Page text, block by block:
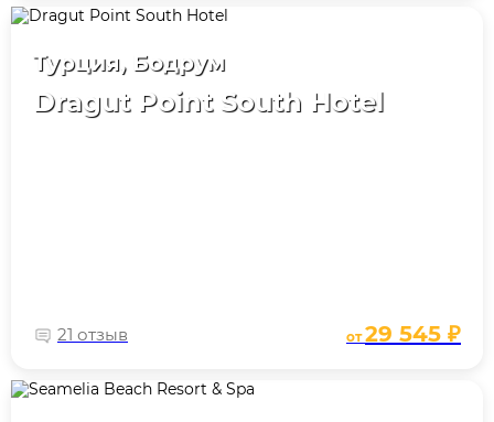
Турция, Бодрум
Dragut Point South Hotel
21 отзыв от29 545 ₽